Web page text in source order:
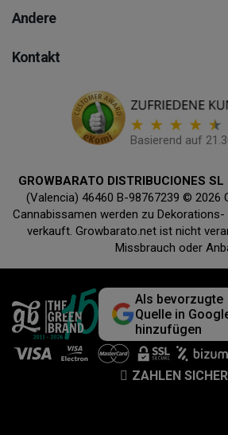
Andere
Kontakt
Basierend auf
GROWBARATO DISTRIBUCIONES SL
(Valencia) 46460 B-98767239 © 2026
Cannabissamen werden zu
verkauft. Growbarato.net ist nicht
Missbrauch oder
Als bevorzugte
Quelle in
hinzufügen
ZAHLEN SICHER